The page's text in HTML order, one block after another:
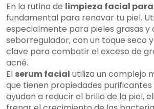
En la rutina de limpieza facial
fundamental para renovar tu piel.
especialmente para pieles grasas
seborregulador, con un toque seco
clave para combatir el exceso de
acné.
El serum facial utiliza un complejo
que tienen propiedades
ayudan a reducir el brillo de la piel,